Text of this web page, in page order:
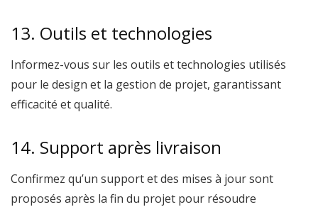
13. Outils et technologies
Informez-vous sur les outils et technologies utilisés
pour le design et la gestion de projet, garantissant
efficacité et qualité.
14. Support après livraison
Confirmez qu’un support et des mises à jour sont
proposés après la fin du projet pour résoudre